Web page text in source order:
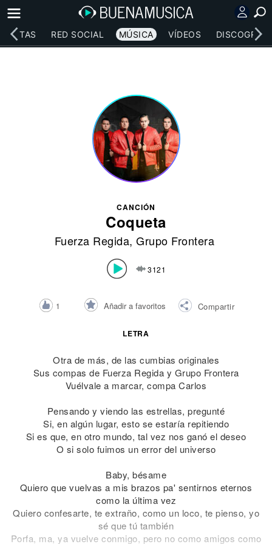
RED SOCIAL MÚSICA VÍDEOS
CANCIÓN
Coqueta
Fuerza Regida, Grupo Frontera
3121
1 Añadir a favoritos Compartir
LETRA
Otra de más, de las cumbias originales
Sus compas de Fuerza Regida y Grupo Frontera
Vuélvale a marcar, compa Carlos
Pensando y viendo las estrellas, pregunté
Si, en algún lugar, esto se estaría repitiendo
Si es que, en otro mundo, tal vez nos ganó el deseo
O si solo fuimos un error del universo
Baby, bésame
Quiero que vuelvas a mis brazos pa' sentirnos eternos
como la última vez
Quiero confesarte, te extraño, como un loco, te pienso, yo
sé que tú también
Porfa, ma, ya vuelve conmigo, pero no como amigos como